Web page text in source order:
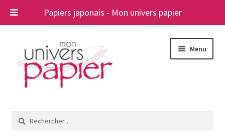
Papiers japonais - Mon univers papier
navigation
contenu
Menu
le
Rechercher :